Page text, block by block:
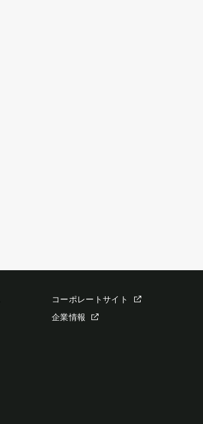
コーポレートサイト
企業情報